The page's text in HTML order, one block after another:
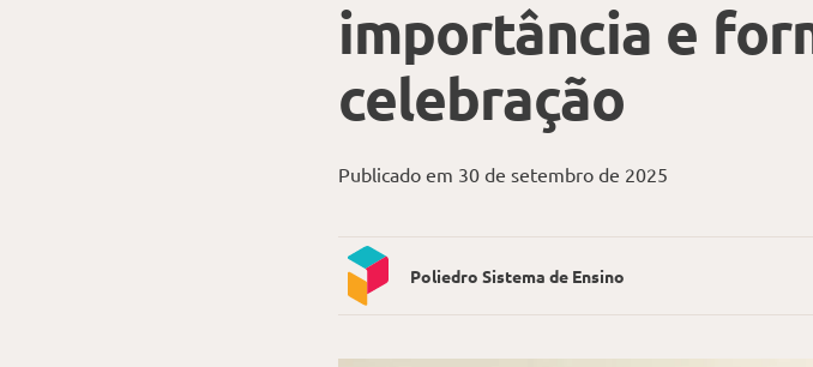
importância e
celebração
Publicado em 30 de setembro de 2025
Poliedro Sistema de Ensino